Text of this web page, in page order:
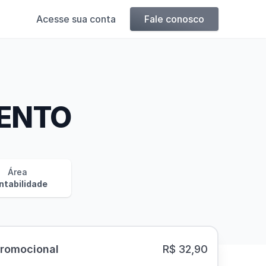
Acesse sua conta Fale conosco
Área
R$ 32,90